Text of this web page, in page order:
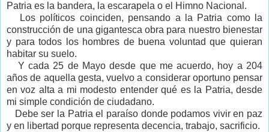
Patria es la bandera, la escarapela o el Himno Nacional.
Los políticos coinciden, pensando a la Patria como la
construcción de una gigantesca obra para nuestro bienestar
y para todos los hombres de buena voluntad que quieran
habitar su suelo.
Y cada 25 de Mayo desde que me acuerdo, hoy a 204
años de aquella gesta, vuelvo a considerar oportuno pensar
en voz alta a mi modesto entender qué es la Patria, desde
mi simple condición de ciudadano.
Debe ser la Patria el paraíso donde podamos vivir en paz
y en libertad porque representa decencia, trabajo, sacrificio.